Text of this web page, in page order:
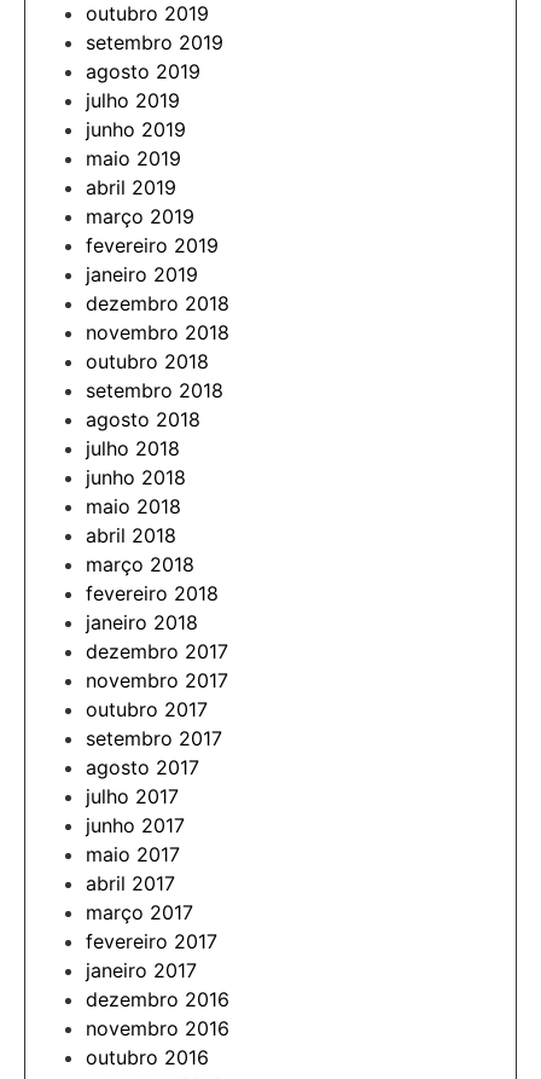
outubro 2019
setembro 2019
agosto 2019
julho 2019
junho 2019
maio 2019
abril 2019
março 2019
fevereiro 2019
janeiro 2019
dezembro 2018
novembro 2018
outubro 2018
setembro 2018
agosto 2018
julho 2018
junho 2018
maio 2018
abril 2018
março 2018
fevereiro 2018
janeiro 2018
dezembro 2017
novembro 2017
outubro 2017
setembro 2017
agosto 2017
julho 2017
junho 2017
maio 2017
abril 2017
março 2017
fevereiro 2017
janeiro 2017
dezembro 2016
novembro 2016
outubro 2016